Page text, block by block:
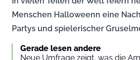
Menschen Halloweenn eine
Partys und spielerischer
Gerade lesen andere
Neue Umfrage zeigt, was die